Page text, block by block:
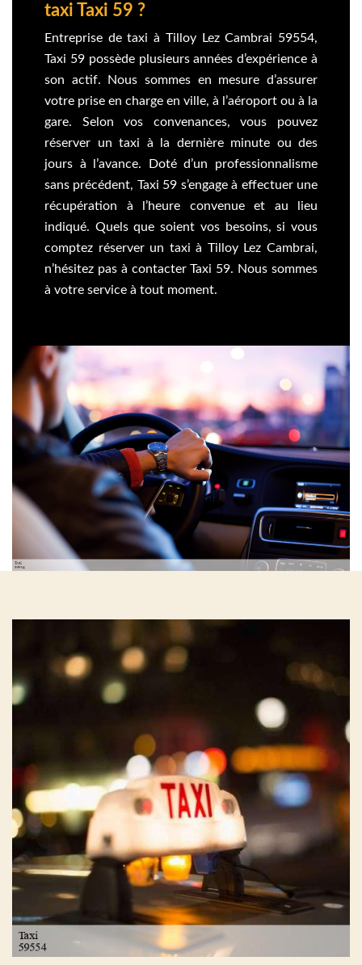
taxi Taxi 59 ?
Entreprise de taxi à Tilloy Lez Cambrai 59554,
Taxi 59 possède plusieurs années d’expérience à
son actif. Nous sommes en mesure d’assurer
votre prise en charge en ville, à l’aéroport ou à la
gare. Selon vos convenances, vous pouvez
réserver un taxi à la dernière minute ou des
jours à l’avance. Doté d’un professionnalisme
sans précédent, Taxi 59 s’engage à effectuer une
récupération à l’heure convenue et au lieu
indiqué. Quels que soient vos besoins, si vous
comptez réserver un taxi à Tilloy Lez Cambrai,
n’hésitez pas à contacter Taxi 59. Nous sommes
à votre service à tout moment.